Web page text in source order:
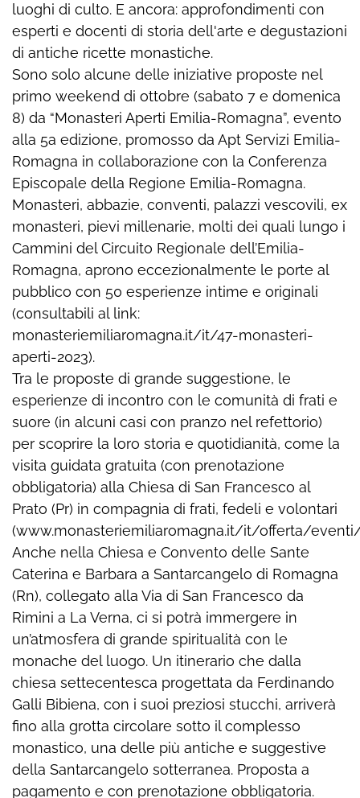
luoghi di culto. E ancora: approfondimenti con
esperti e docenti di storia dell'arte e degustazioni
di antiche ricette monastiche.
Sono solo alcune delle iniziative proposte nel
primo weekend di ottobre (sabato 7 e domenica
8) da “Monasteri Aperti Emilia-Romagna”, evento
alla 5a edizione, promosso da Apt Servizi Emilia-
Romagna in collaborazione con la Conferenza
Episcopale della Regione Emilia-Romagna.
Monasteri, abbazie, conventi, palazzi vescovili, ex
monasteri, pievi millenarie, molti dei quali lungo i
Cammini del Circuito Regionale dell’Emilia-
Romagna, aprono eccezionalmente le porte al
pubblico con 50 esperienze intime e originali
(consultabili al link:
monasteriemiliaromagna.it/it/47-monasteri-
aperti-2023).
Tra le proposte di grande suggestione, le
esperienze di incontro con le comunità di frati e
suore (in alcuni casi con pranzo nel refettorio)
per scoprire la loro storia e quotidianità, come la
visita guidata gratuita (con prenotazione
obbligatoria) alla Chiesa di San Francesco al
Prato (Pr) in compagnia di frati, fedeli e volontari
(www.monasteriemiliaromagna.it/it/offerta/eventi/
Anche nella Chiesa e Convento delle Sante
Caterina e Barbara a Santarcangelo di Romagna
(Rn), collegato alla Via di San Francesco da
Rimini a La Verna, ci si potrà immergere in
un’atmosfera di grande spiritualità con le
monache del luogo. Un itinerario che dalla
chiesa settecentesca progettata da Ferdinando
Galli Bibiena, con i suoi preziosi stucchi, arriverà
fino alla grotta circolare sotto il complesso
monastico, una delle più antiche e suggestive
della Santarcangelo sotterranea. Proposta a
pagamento e con prenotazione obbligatoria.